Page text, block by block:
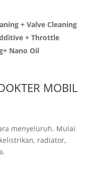
+ Valve Cleaning
+ Throttle
Nano Oil
MOBIL
menyeluruh. Mulai
radiator,